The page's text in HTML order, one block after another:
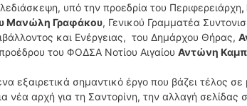
υπό την προεδρία του Περιφερειάρχη,
Μανώλη Γραφάκου, Γενικού Γραμματέα
και Ενέργειας, του Δημάρχου Θήρας,
του ΦΟΔΣΑ Νοτίου Αιγαίου Αντώνη
εξαιρετικά σημαντικό έργο που βάζει τέλος
νέα αρχή για τη Σαντορίνη, την αλλαγή σελίδας